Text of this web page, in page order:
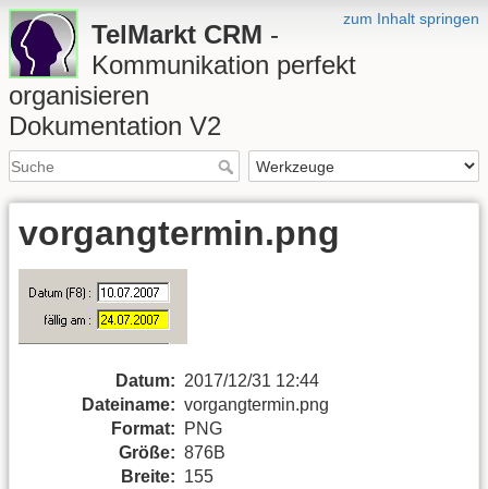
zum Inhalt springen
TelMarkt CRM -
Kommunikation perfekt
organisieren
Dokumentation V2
vorgangtermin.png
Datum: 2017/12/31 12:44
Dateiname: vorgangtermin.png
Format:
PNG
Größe: 876B
Breite: 155